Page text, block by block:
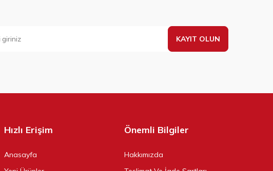
KAYIT OLUN
Hızlı Erişim
Anasayfa
Önemli Bilgiler
Hakkımızda